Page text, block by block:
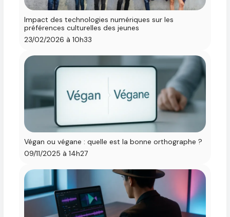
Impact des technologies numériques sur les
préférences culturelles des jeunes
23/02/2026 à 10h33
Végan ou végane : quelle est la bonne orthographe ?
09/11/2025 à 14h27